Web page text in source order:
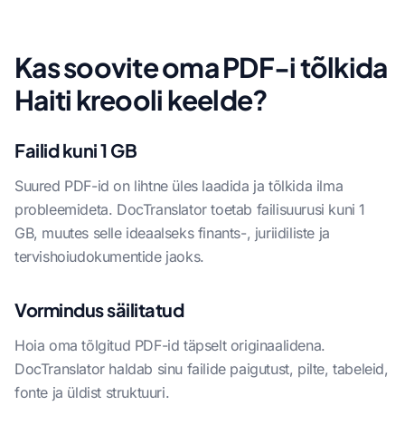
Kas soovite oma PDF-i tõlkida
Haiti kreooli keelde?
Failid kuni 1 GB
Suured PDF-id on lihtne üles laadida ja tõlkida ilma
probleemideta. DocTranslator toetab failisuurusi kuni 1
GB, muutes selle ideaalseks finants-, juriidiliste ja
tervishoiudokumentide jaoks.
Vormindus säilitatud
Hoia oma tõlgitud PDF-id täpselt originaalidena.
DocTranslator haldab sinu failide paigutust, pilte, tabeleid,
fonte ja üldist struktuuri.